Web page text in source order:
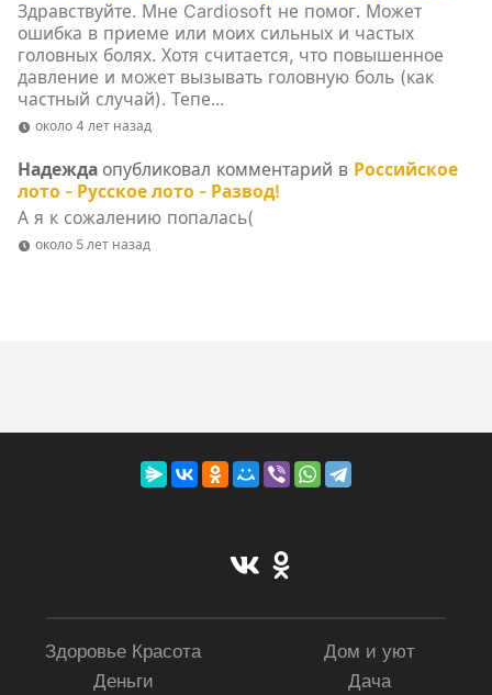
Здравствуйте. Мне Cardiosoft не помог. Может
ошибка в приеме или моих сильных и частых
головных болях. Хотя считается, что повышенное
давление и может вызывать головную боль (как
частный случай). Тепе...
около 4 лет назад
Надежда опубликовал комментарий в Российское
лото - Русское лото - Развод!
А я к сожалению попалась(
около 5 лет назад
Здоровье Красота
Деньги
Дом и уют
Дача